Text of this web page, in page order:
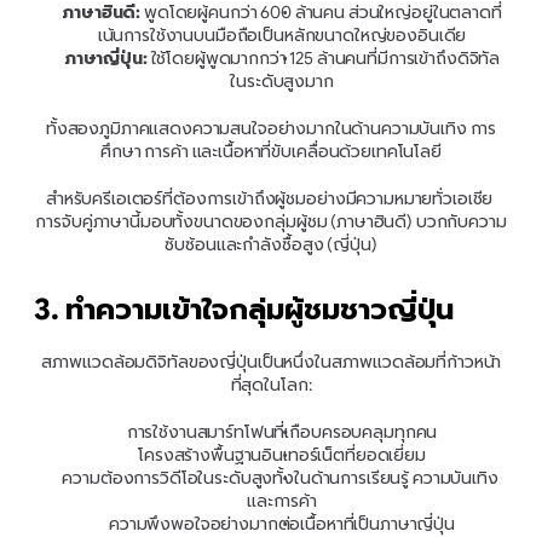
ภาษาฮินดี: พูดโดยผู้คนกว่า 600 ล้านคน ส่วนใหญ่อยู่ในตลาดที่
เน้นการใช้งานบนมือถือเป็นหลักขนาดใหญ่ของอินเดีย
ภาษาญี่ปุ่น: ใช้โดยผู้พูดมากกว่า 125 ล้านคนที่มีการเข้าถึงดิจิทัล
ในระดับสูงมาก
ทั้งสองภูมิภาคแสดงความสนใจอย่างมากในด้านความบันเทิง การ
ศึกษา การค้า และเนื้อหาที่ขับเคลื่อนด้วยเทคโนโลยี
สำหรับครีเอเตอร์ที่ต้องการเข้าถึงผู้ชมอย่างมีความหมายทั่วเอเชีย
การจับคู่ภาษานี้มอบทั้งขนาดของกลุ่มผู้ชม (ภาษาฮินดี) บวกกับความ
ซับซ้อนและกำลังซื้อสูง (ญี่ปุ่น)
3. ทำความเข้าใจกลุ่มผู้ชมชาวญี่ปุ่น
สภาพแวดล้อมดิจิทัลของญี่ปุ่นเป็นหนึ่งในสภาพแวดล้อมที่ก้าวหน้า
ที่สุดในโลก:
การใช้งานสมาร์ทโฟนที่เกือบครอบคลุมทุกคน
โครงสร้างพื้นฐานอินเทอร์เน็ตที่ยอดเยี่ยม
ความต้องการวิดีโอในระดับสูงทั้งในด้านการเรียนรู้ ความบันเทิง
และการค้า
ความพึงพอใจอย่างมากต่อเนื้อหาที่เป็นภาษาญี่ปุ่น